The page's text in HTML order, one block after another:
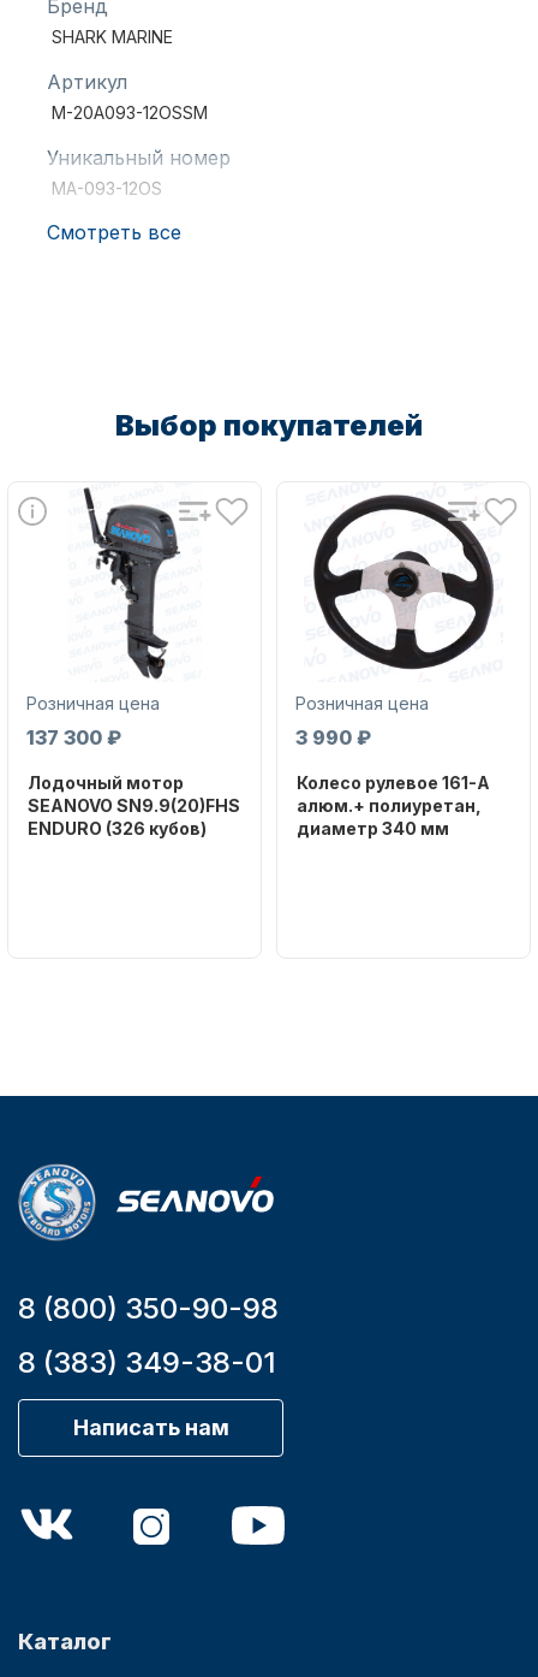
Аксессуары для лодок и
Подобрать запчасти для
лодочных моторов
Бренд
SHARK MARINE
Артикул
M-20A093-12OSSM
Уникальный номер
MA-093-12OS
Смотреть все
Выбор покупателей
Розничная цена
137 300 ₽
Лодочный мотор
SEANOVO SN9.9(20)FHS
ENDURO (326 кубов)
Розничная цена
3 990 ₽
Колесо рулевое 161-A
алюм.+ полиуретан,
диаметр 340 мм
8 (800) 350-90-98
8 (383) 349-38-01
Написать нам
Каталог